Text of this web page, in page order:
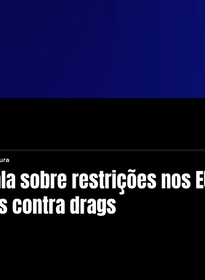
sobre restrições nos
contra drags